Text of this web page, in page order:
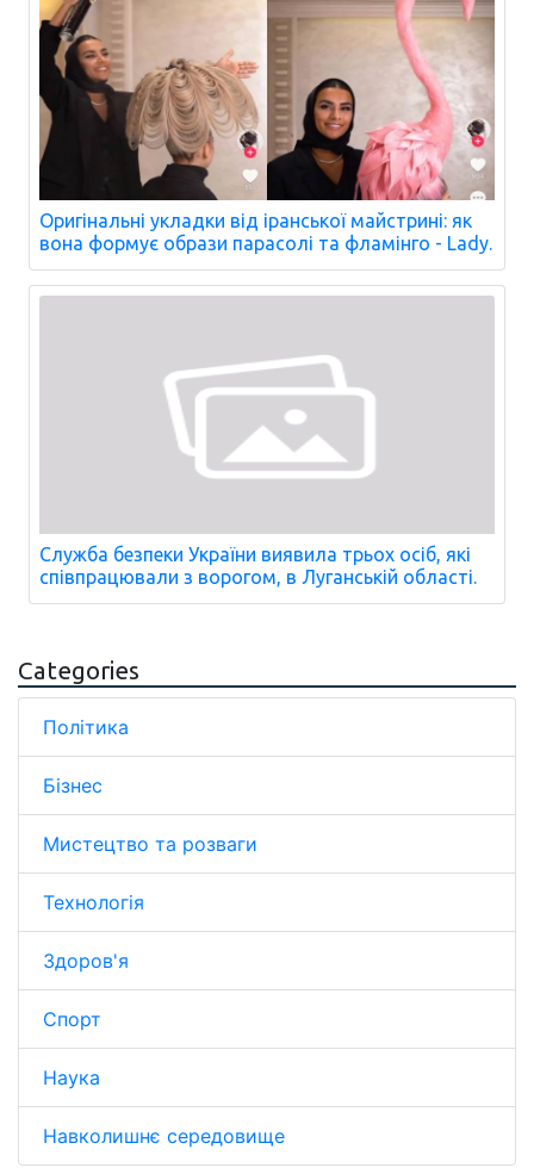
Оригінальні укладки від іранської майстрині: як
вона формує образи парасолі та фламінго - Lady.
Служба безпеки України виявила трьох осіб, які
співпрацювали з ворогом, в Луганській області.
Categories
Політика
Бізнес
Мистецтво та розваги
Технологія
Здоров'я
Спорт
Наука
Навколишнє середовище